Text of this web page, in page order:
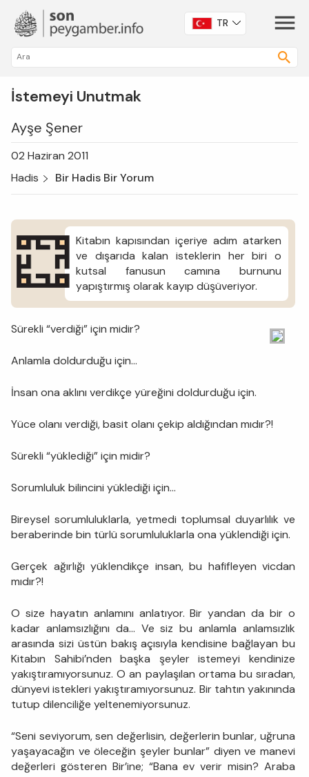
TR
İstemeyi Unutmak
Ayşe Şener
02 Haziran 2011
Hadis
Bir Hadis Bir Yorum
Kitabın kapısından içeriye adım atarken
ve dışarıda kalan isteklerin her biri o
kutsal fanusun camına burnunu
yapıştırmış olarak kayıp düşüveriyor.
Sürekli “verdiği” için midir?
Anlamla doldurduğu için…
İnsan ona aklını verdikçe yüreğini doldurduğu için.
Yüce olanı verdiği, basit olanı çekip aldığından mıdır?!
Sürekli “yüklediği” için midir?
Sorumluluk bilincini yüklediği için…
Bireysel sorumluluklarla, yetmedi toplumsal duyarlılık ve
beraberinde bin türlü sorumluluklarla ona yüklendiği için.
Gerçek ağırlığı yüklendikçe insan, bu hafifleyen vicdan
mıdır?!
O size hayatın anlamını anlatıyor. Bir yandan da bir o
kadar anlamsızlığını da… Ve siz bu anlamla anlamsızlık
arasında sizi üstün bakış açısıyla kendisine bağlayan bu
Kitabın Sahibi’nden başka şeyler istemeyi kendinize
yakıştıramıyorsunuz. O an paylaşılan ortama bu sıradan,
dünyevi istekleri yakıştıramıyorsunuz. Bir tahtın yakınında
tutup dilenciliğe yeltenemiyorsunuz.
“Seni seviyorum, sen değerlisin, değerlerin bunlar, uğruna
yaşayacağın ve öleceğin şeyler bunlar” diyen ve manevi
değerleri gösteren Bir’ine; “Bana ev verir misin? Araba